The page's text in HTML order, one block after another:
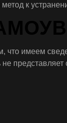
к
что имеем